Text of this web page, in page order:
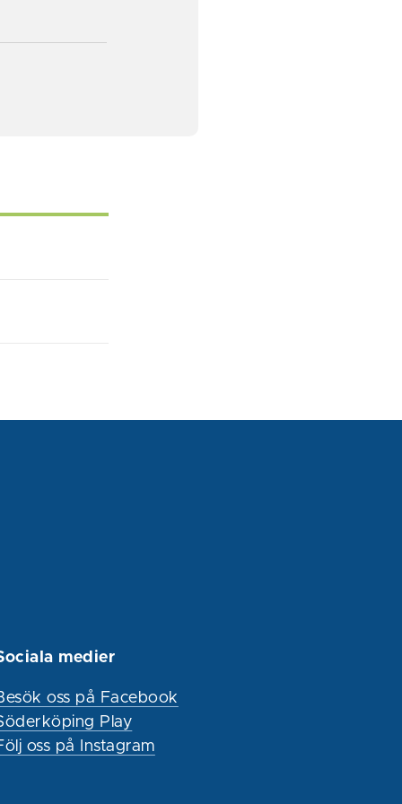
medier
oss på Facebook
Play
oss på Instagram